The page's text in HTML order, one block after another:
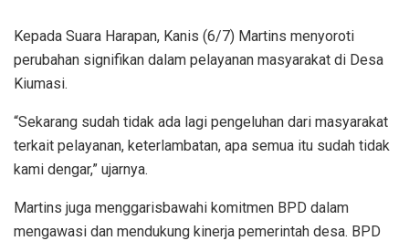
Kepada Suara Harapan, Kanis (6/7) Martins menyoroti
perubahan signifikan dalam pelayanan masyarakat di Desa
Kiumasi.
“Sekarang sudah tidak ada lagi pengeluhan dari masyarakat
terkait pelayanan, keterlambatan, apa semua itu sudah tidak
kami dengar,” ujarnya.
Martins juga menggarisbawahi komitmen BPD dalam
mengawasi dan mendukung kinerja pemerintah desa. BPD